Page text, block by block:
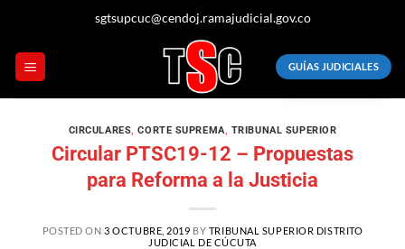
sgtsupcuc@cendoj.ramajudicial.gov.co
GUÍAS JUDICIALES
CIRCULARES,CORTE SUPREMA, TRIBUNAL SUPERIOR
Circular PTSC19-12 – Propuestas
para Reforma a la Justicia
POSTED ON3 OCTUBRE, 2019 BY TRIBUNAL SUPERIOR DISTRITO
JUDICIAL DE CÚCUTA